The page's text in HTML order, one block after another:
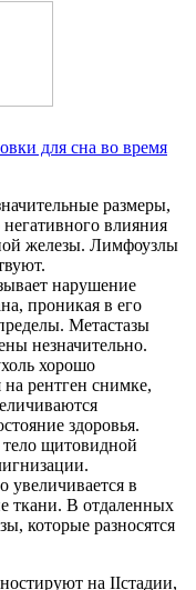
для сна во время
размеры,
влияния
железы. Лимфоузлы
нарушение
проникая в его
Метастазы
незначительно.
хорошо
на рентген снимке,
здоровья.
тело щитовидной
увеличивается в
ткани. В отдаленных
которые разносятся
на IIстадии,